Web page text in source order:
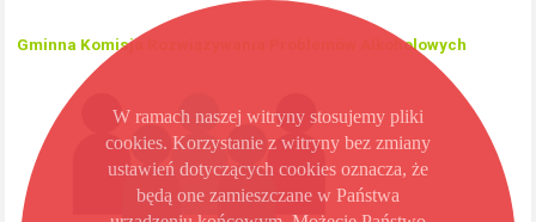
Gminna Komisja Rozwiązywania Problemów Alkoholowych
W ramach naszej witryny stosujemy pliki
cookies. Korzystanie z witryny bez zmiany
ustawień dotyczących cookies oznacza, że
będą one zamieszczane w Państwa